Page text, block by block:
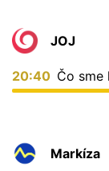
JOJ
20:40 Čo sme
Markíza